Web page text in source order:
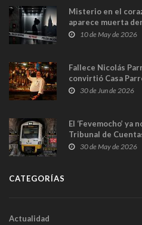
Misterio en el
aparece muerta
y las cámaras
10 de May de 2026
Fallece Nicolás
convirtió Casa
en Madrid
30 de Jun de 2026
El ‘Fevemocho’ ya
Tribunal de
sobrecoste de los
30 de May de 2026
CATEGORÍAS
Actualidad